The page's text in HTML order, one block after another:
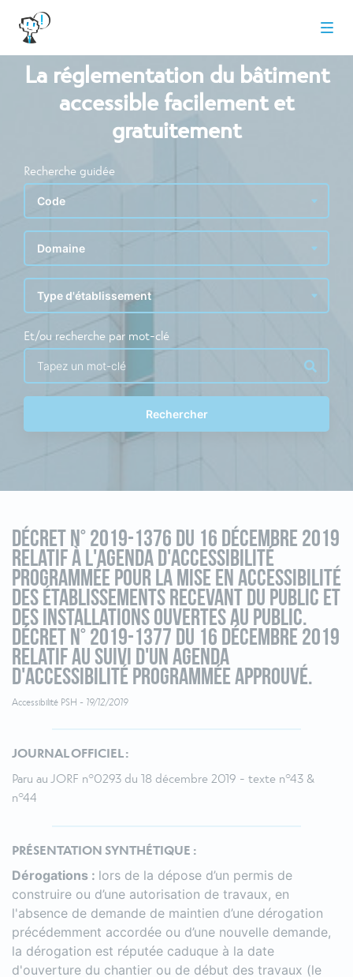
La réglementation du bâtiment
accessible facilement et
gratuitement
Recherche guidée
Et/ou recherche par mot-clé
Rechercher
Décret n° 2019-1376 du 16 décembre 2019
relatif à l'agenda d'accessibilité
programmée pour la mise en accessibilité
des établissements recevant du public et
des installations ouvertes au public.
Décret n° 2019-1377 du 16 décembre 2019
relatif au suivi d'un agenda
d'accessibilité programmée approuvé.
Accessibilité PSH - 19/12/2019
JOURNAL OFFICIEL :
Paru au JORF n°0293 du 18 décembre 2019 - texte n°43 &
n°44
PRÉSENTATION SYNTHÉTIQUE :
Dérogations : lors de la dépose d’un permis de
construire ou d’une autorisation de travaux, en
l'absence de demande de maintien d’une dérogation
précédemment accordée ou d’une nouvelle demande,
la dérogation est réputée caduque à la date
d'ouverture du chantier ou de début des travaux (le